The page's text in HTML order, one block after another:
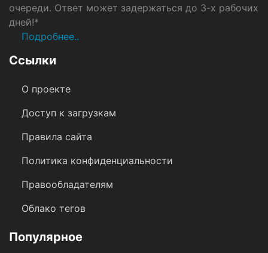
очереди. Ответ может задержаться до 3-х рабочих
дней!*
Подробнее..
Ссылки
О проекте
Доступ к загрузкам
Правила сайта
Политика конфиденциальности
Правообладателям
Облако тегов
Популярное